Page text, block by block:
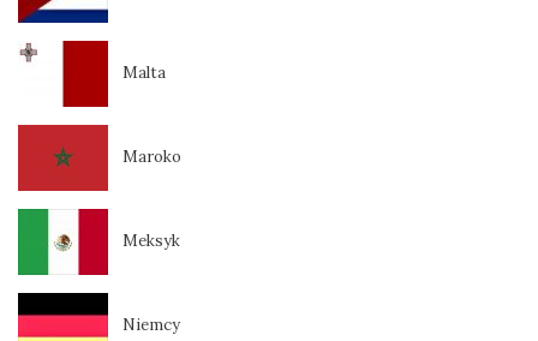
Malta
Maroko
Meksyk
Niemcy